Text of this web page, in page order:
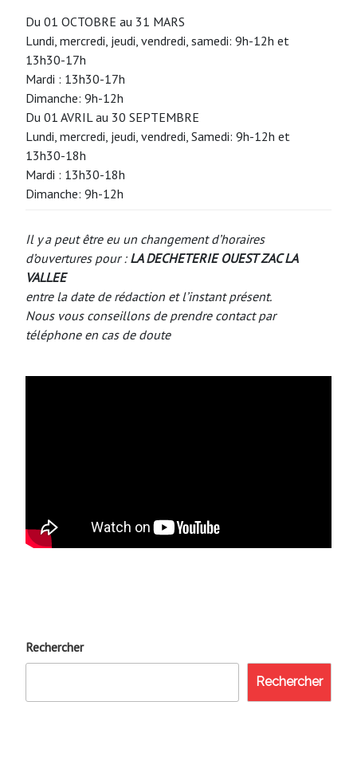
Du 01 OCTOBRE au 31 MARS
Lundi, mercredi, jeudi, vendredi, samedi: 9h-12h et
13h30-17h
Mardi : 13h30-17h
Dimanche: 9h-12h
Du 01 AVRIL au 30 SEPTEMBRE
Lundi, mercredi, jeudi, vendredi, Samedi: 9h-12h et
13h30-18h
Mardi : 13h30-18h
Dimanche: 9h-12h
Il y a peut être eu un changement d’horaires
d’ouvertures pour : LA DECHETERIE OUEST ZAC LA
VALLEE
entre la date de rédaction et l’instant présent.
Nous vous conseillons de prendre contact par
téléphone en cas de doute
Rechercher
Rechercher